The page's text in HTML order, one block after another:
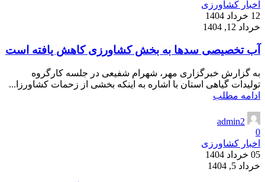
اخبار کشاورزی
12 خرداد 1404
خرداد 12, 1404
آب تخصیصی سدها به بخش کشاورزی کاهش یافته است
به گزارش خبرگزاری مهر، شهرام شفیعی در جلسه کارگروه
تولیدات گیاهی استان با اشاره به اینکه بخشی از زحمات کشاورزا...
ادامه مطلب
admin2
0
اخبار کشاورزی
05 خرداد 1404
خرداد 5, 1404